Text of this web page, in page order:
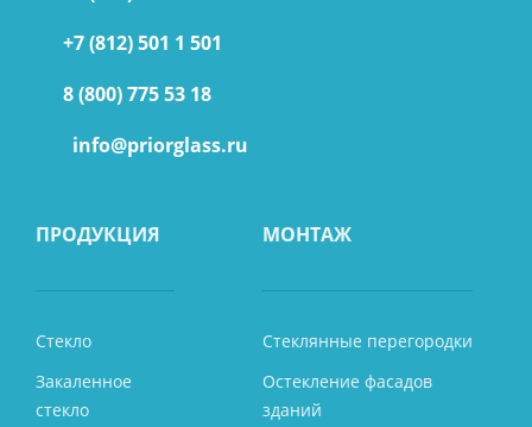
+7 (812) 501 1 501
8 (800) 775 53 18
info@priorglass.ru
ПРОДУКЦИЯ
Стекло
Закаленное
стекло
МОНТАЖ
Стеклянные перегородки
Остекление фасадов
зданий